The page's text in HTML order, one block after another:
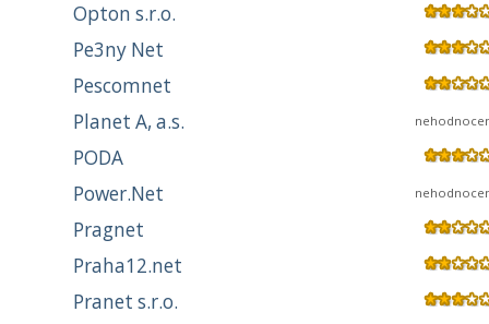
Opton s.r.o.
Pe3ny Net
Pescomnet
Planet A, a.s.
PODA
Power.Net
Pragnet
Praha12.net
Pranet s.r.o.